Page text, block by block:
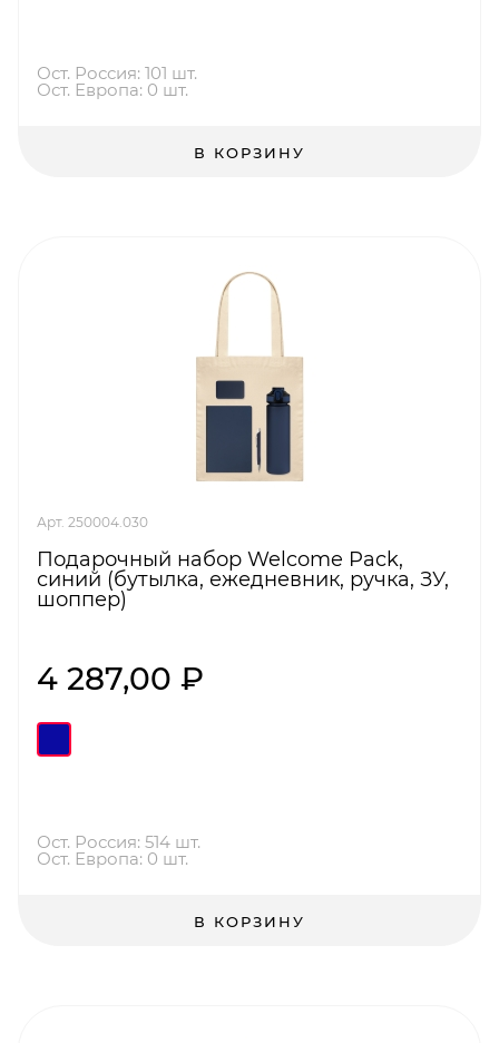
Ост. Россия: 101 шт.
Ост. Европа: 0 шт.
В КОРЗИНУ
Арт. 250004.030
Подарочный набор Welcome Pack,
синий (бутылка, ежедневник, ручка, ЗУ,
шоппер)
4 287,00 ₽
Ост. Россия: 514 шт.
Ост. Европа: 0 шт.
В КОРЗИНУ